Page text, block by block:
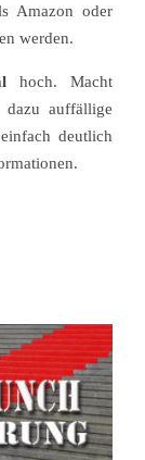
Amazon oder
werden.
hoch. Macht
auffällige
deutlich